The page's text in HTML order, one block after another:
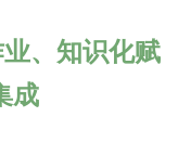
、知识化赋
成